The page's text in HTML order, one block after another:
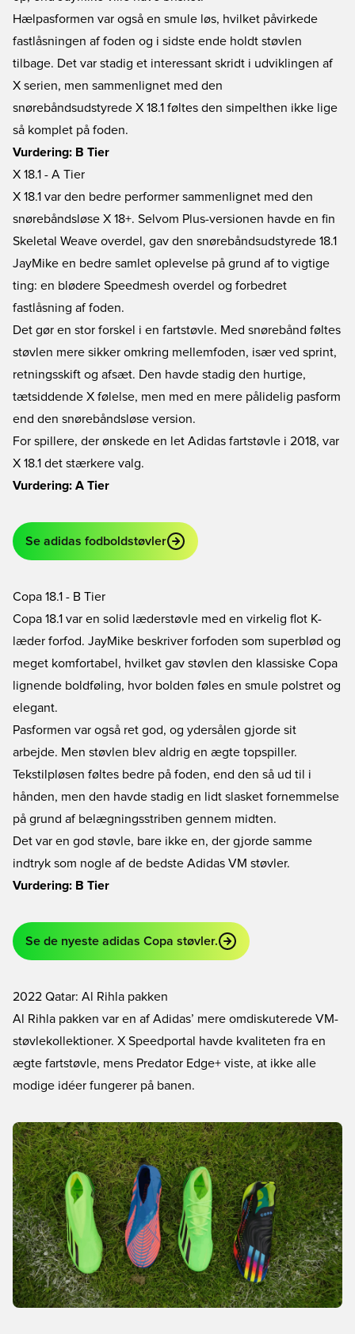
Hælpasformen var også en smule løs, hvilket påvirkede
fastlåsningen af foden og i sidste ende holdt støvlen
tilbage. Det var stadig et interessant skridt i udviklingen af
X serien, men sammenlignet med den
snørebåndsudstyrede X 18.1 føltes den simpelthen ikke lige
så komplet på foden.
Vurdering: B Tier
X 18.1 - A Tier
X 18.1 var den bedre performer sammenlignet med den
snørebåndsløse X 18+. Selvom Plus-versionen havde en fin
Skeletal Weave overdel, gav den snørebåndsudstyrede 18.1
JayMike en bedre samlet oplevelse på grund af to vigtige
ting: en blødere Speedmesh overdel og forbedret
fastlåsning af foden.
Det gør en stor forskel i en fartstøvle. Med snørebånd føltes
støvlen mere sikker omkring mellemfoden, især ved sprint,
retningsskift og afsæt. Den havde stadig den hurtige,
tætsiddende X følelse, men med en mere pålidelig pasform
end den snørebåndsløse version.
For spillere, der ønskede en let Adidas fartstøvle i 2018, var
X 18.1 det stærkere valg.
Vurdering: A Tier
Se adidas fodboldstøvler
Copa 18.1 - B Tier
Copa 18.1 var en solid læderstøvle med en virkelig flot K-
læder forfod. JayMike beskriver forfoden som superblød og
meget komfortabel, hvilket gav støvlen den klassiske Copa
lignende boldføling, hvor bolden føles en smule polstret og
elegant.
Pasformen var også ret god, og ydersålen gjorde sit
arbejde. Men støvlen blev aldrig en ægte topspiller.
Tekstilpløsen føltes bedre på foden, end den så ud til i
hånden, men den havde stadig en lidt slasket fornemmelse
på grund af belægningsstriben gennem midten.
Det var en god støvle, bare ikke en, der gjorde samme
indtryk som nogle af de bedste Adidas VM støvler.
Vurdering: B Tier
Se de nyeste adidas Copa støvler.
2022 Qatar: Al Rihla pakken
Al Rihla pakken var en af Adidas’ mere omdiskuterede VM-
støvlekollektioner. X Speedportal havde kvaliteten fra en
ægte fartstøvle, mens Predator Edge+ viste, at ikke alle
modige idéer fungerer på banen.